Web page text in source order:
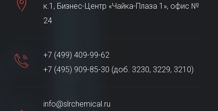
к.1, Бизнес-Центр «Чайка-Плаза 1», офис №
24
+7 (499) 409-99-62
+7 (495) 909-85-30 (доб. 3230, 3229, 3210)
info@slrchemical.ru